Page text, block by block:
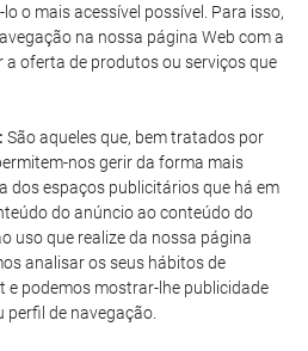
o mais acessível possível. Para isso,
na nossa página Web com a
a oferta de produtos ou serviços que
São aqueles que, bem tratados por
nos gerir da forma mais
dos espaços publicitários que há em
do anúncio ao conteúdo do
uso que realize da nossa página
analisar os seus hábitos de
e podemos mostrar-lhe publicidade
perfil de navegação.